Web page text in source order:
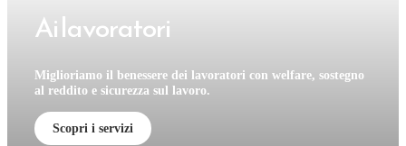
Ai lavoratori
Miglioriamo il benessere dei lavoratori con welfare, sostegno
al reddito e sicurezza sul lavoro.
Scopri i servizi